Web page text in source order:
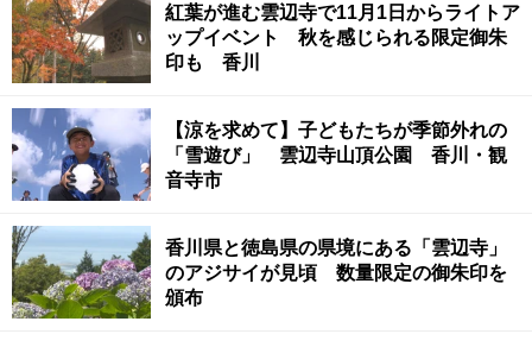
紅葉が進む雲辺寺で11月1日からライトア
ップイベント 秋を感じられる限定御朱
印も 香川
【涼を求めて】子どもたちが季節外れの
「雪遊び」 雲辺寺山頂公園 香川・観
音寺市
香川県と徳島県の県境にある「雲辺寺」
のアジサイが見頃 数量限定の御朱印を
頒布